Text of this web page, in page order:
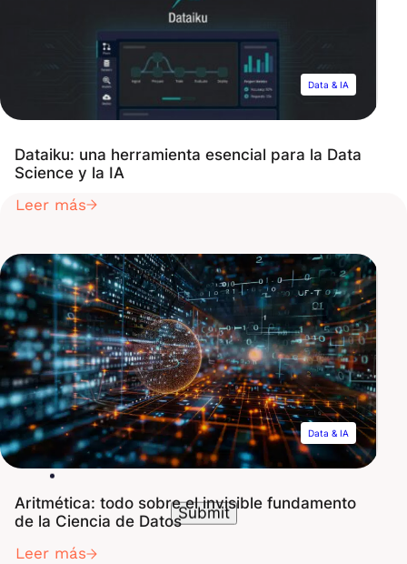
Data & IA
Dataiku: una herramienta esencial para la Data
Science y la IA
Leer más
Data & IA
Aritmética: todo sobre el invisible fundamento
de la Ciencia de Datos
Leer más
Suscríbete a nuestro
boletín informativo